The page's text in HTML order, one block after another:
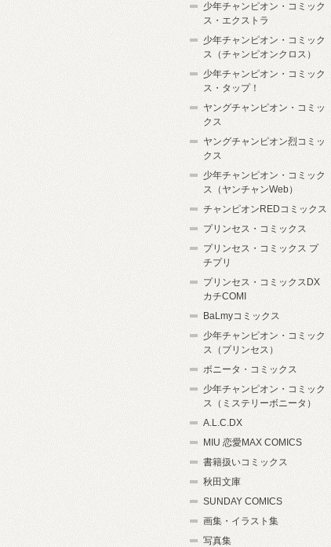
少年チャンピオン・コミック
ス・エクストラ
少年チャンピオン・コミック
ス（チャンピオンクロス）
少年チャンピオン・コミック
ス・タップ！
ヤングチャンピオン・コミッ
クス
ヤングチャンピオン烈コミッ
クス
少年チャンピオン・コミック
ス（ヤンチャンWeb）
チャンピオンREDコミックス
プリンセス・コミックス
プリンセス・コミックス プ
チプリ
プリンセス・コミックスDX
カチCOMI
BaLmyコミックス
少年チャンピオン・コミック
ス（プリンセス）
ボニータ・コミックス
少年チャンピオン・コミック
ス（ミステリーボニータ）
A.L.C.DX
MIU 恋愛MAX COMICS
書籍扱いコミックス
秋田文庫
SUNDAY COMICS
画集・イラスト集
写真集